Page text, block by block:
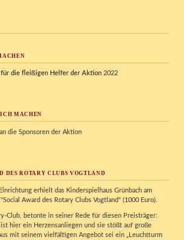
für die fleißigen Helfer der Aktion2022
MACHEN
die Sponsoren der Aktion
DES ROTARY CLUBS VOGTLAND
erhielt das Kinderspielhaus Grünbach am
Award des Rotary Clubs Vogtland" (1000 Euro).
Club, betonte in seiner Rede für diesen Preisträger:
hier ein Herzensanliegen und sie stößt auf große
mit seinem vielfältigen Angebot sei ein „Leuchtturm